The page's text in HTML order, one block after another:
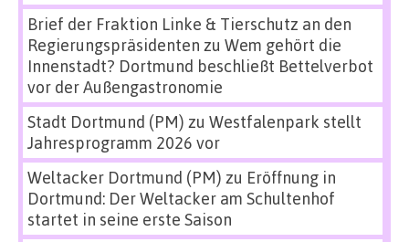
Brief der Fraktion Linke & Tierschutz an den
Regierungspräsidenten zu Wem gehört die
Innenstadt? Dortmund beschließt Bettelverbot
vor der Außengastronomie
Stadt Dortmund (PM) zu Westfalenpark stellt
Jahresprogramm 2026 vor
Weltacker Dortmund (PM) zu Eröffnung in
Dortmund: Der Weltacker am Schultenhof
startet in seine erste Saison